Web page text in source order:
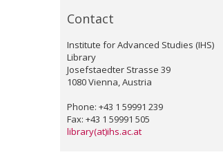
Contact
Institute for Advanced Studies (IHS)
Library
Josefstaedter Strasse 39
1080 Vienna, Austria
Phone: +43 1 59991 239
Fax: +43 1 59991 505
library(at)ihs.ac.at